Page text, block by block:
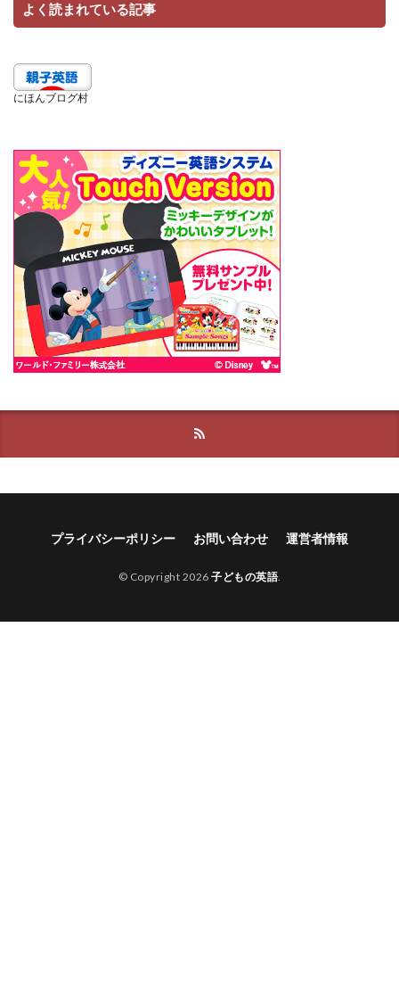
よく読まれている記事
にほんブログ村
プライバシーポリシー お問い合わせ 運営者情報
© Copyright 2026 子どもの英語.